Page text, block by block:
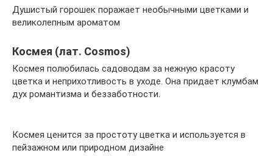
Душистый горошек поражает необычными цветками и
великолепным ароматом
Космея (лат. Cosmos)
Космея полюбилась садоводам за нежную красоту
цветка и неприхотливость в уходе. Она придает клумбам
дух романтизма и беззаботности.
Космея ценится за простоту цветка и используется в
пейзажном или природном дизайне